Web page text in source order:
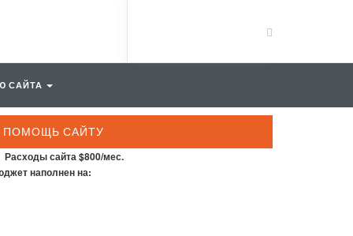
САЙТА
ПОМОЩЬ САЙТУ
Расходы сайта $800/мес.
наполнен на: